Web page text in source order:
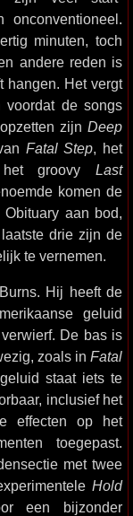
onconventioneel.
minuten, toch
andere reden is
hangen. Het vergt
voordat de songs
zijn Deep
Fatal Step, het
groovyLast
komen de
aan bod,
drie zijn de
te vernemen.
Hij heeft de
geluid
De bas is
zoals in Fatal
staat iets te
inclusief het
effecten op het
toegepast.
met twee
Hold
een bijzonder